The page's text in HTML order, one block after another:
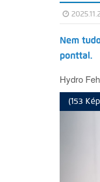
Nem
ponttal.
Hydro
(153